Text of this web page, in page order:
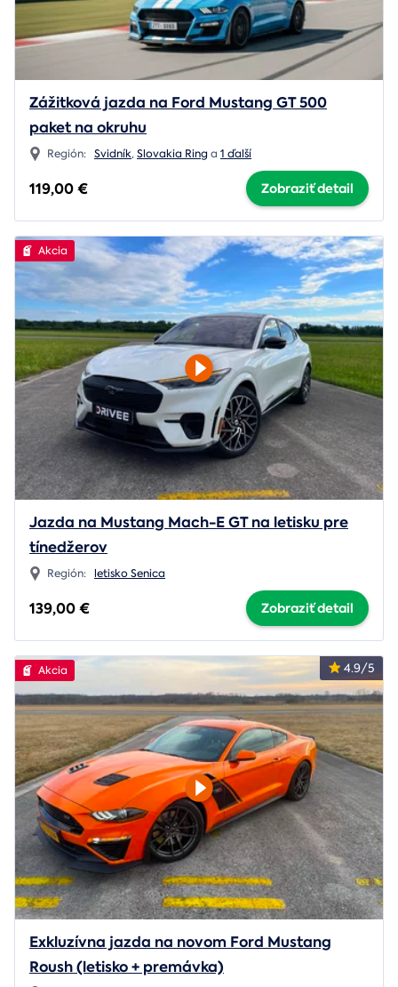
Zážitková jazda na Ford Mustang GT 500
paket na okruhu
Región: Svidník,Slovakia Ringa 1 ďalší
119,00 € Zobraziť detail
Akcia
Jazda na Mustang Mach-E GT na letisku pre
tínedžerov
Región: letisko Senica
139,00 € Zobraziť detail
4.9/5
Akcia
Exkluzívna jazda na novom Ford Mustang
Roush (letisko + premávka)